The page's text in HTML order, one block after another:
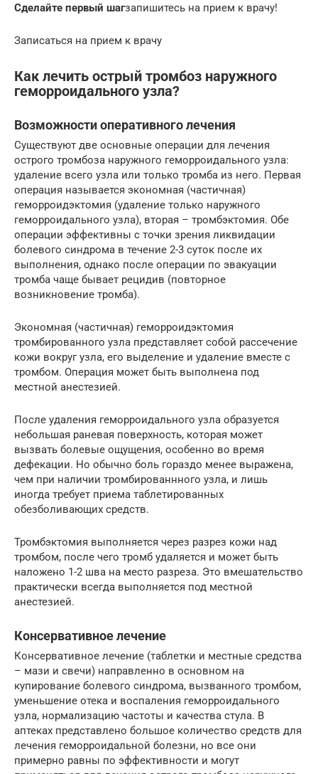
Сделайте первый шагзапишитесь на прием к врачу!
Записаться на прием к врачу
Как лечить острый тромбоз наружного
геморроидального узла?
Возможности оперативного лечения
Существуют две основные операции для лечения
острого тромбоза наружного геморроидального узла:
удаление всего узла или только тромба из него. Первая
операция называется экономная (частичная)
геморроидэктомия (удаление только наружного
геморроидального узла), вторая – тромбэктомия. Обе
операции эффективны с точки зрения ликвидации
болевого синдрома в течение 2-3 суток после их
выполнения, однако после операции по эвакуации
тромба чаще бывает рецидив (повторное
возникновение тромба).
Экономная (частичная) геморроидэктомия
тромбированного узла представляет собой рассечение
кожи вокруг узла, его выделение и удаление вместе с
тромбом. Операция может быть выполнена под
местной анестезией.
После удаления геморроидального узла образуется
небольшая раневая поверхность, которая может
вызвать болевые ощущения, особенно во время
дефекации. Но обычно боль гораздо менее выражена,
чем при наличии тромбированнного узла, и лишь
иногда требует приема таблетированных
обезболивающих средств.
Тромбэктомия выполняется через разрез кожи над
тромбом, после чего тромб удаляется и может быть
наложено 1-2 шва на место разреза. Это вмешательство
практически всегда выполняется под местной
анестезией.
Консервативное лечение
Консервативное лечение (таблетки и местные средства
– мази и свечи) направленно в основном на
купирование болевого синдрома, вызванного тромбом,
уменьшение отека и воспаления геморроидального
узла, нормализацию частоты и качества стула. В
аптеках представлено большое количество средств для
лечения геморроидальной болезни, но все они
примерно равны по эффективности и могут